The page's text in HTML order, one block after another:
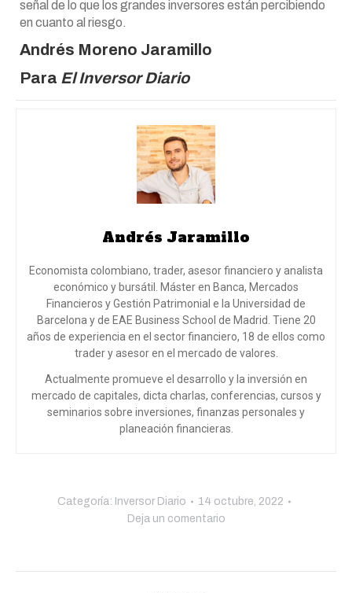
señal de lo que los grandes inversores están percibiendo
en cuanto al riesgo.
Andrés Moreno Jaramillo
Para El Inversor Diario
Andrés Jaramillo
Economista colombiano, trader, asesor financiero y analista
económico y bursátil. Máster en Banca, Mercados
Financieros y Gestión Patrimonial e la Universidad de
Barcelona y de EAE Business School de Madrid. Tiene 20
años de experiencia en el sector financiero, 18 de ellos como
trader y asesor en el mercado de valores.
Actualmente promueve el desarrollo y la inversión en
mercado de capitales, dicta charlas, conferencias, cursos y
seminarios sobre inversiones, finanzas personales y
planeación financieras.
Categoría: Inversor Diario
14 octubre, 2022
Deja un comentario